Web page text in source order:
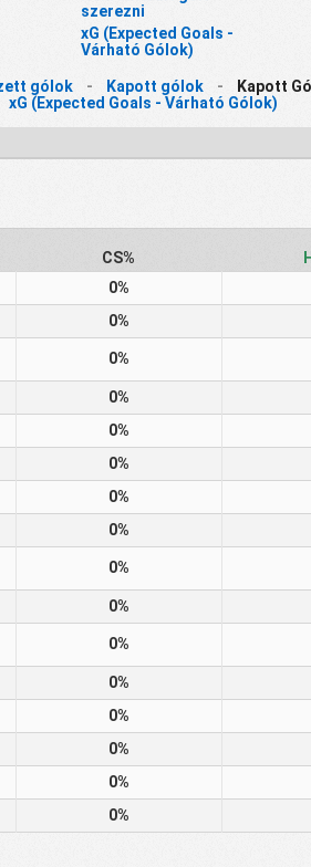
szerezni
xG (Expected Goals -
Várható Gólok)
gólok - Kapott gólok - Kapott
xG (Expected Goals - Várható Gólok)
CS%
0%
0%
0%
0%
0%
0%
0%
0%
0%
0%
0%
0%
0%
0%
0%
0%